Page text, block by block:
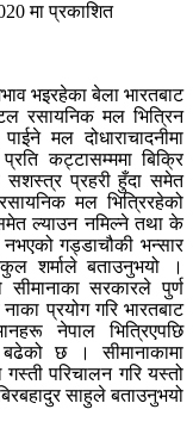
मा प्रकाशित
भइरहेका बेला भारतबाट
रसायनिक मल भित्रिन
मल दोधाराचादनीमा
कट्टासम्ममा बिक्रि
सशस्त्र प्रहरी हुँदा समेत
मल भित्रिरहेको
ल्याउन नमिल्ने तथा के
गड्डाचौकी भन्सार
शर्माले बताउनुभयो ।
सरकारले पुर्ण
प्रयोग गरि भारतबाट
नेपाल भित्रिएपछि
छ । सीमानाकामा
परिचालन गरि यस्तो
साहुले बताउनुभयो